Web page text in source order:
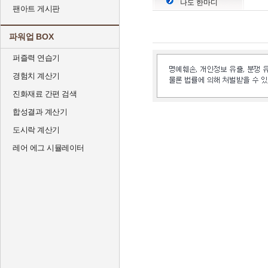
팬아트 게시판
파워업 BOX
퍼즐력 연습기
경험치 계산기
진화재료 간편 검색
합성결과 계산기
도시락 계산기
레어 에그 시뮬레이터
나도 한마디